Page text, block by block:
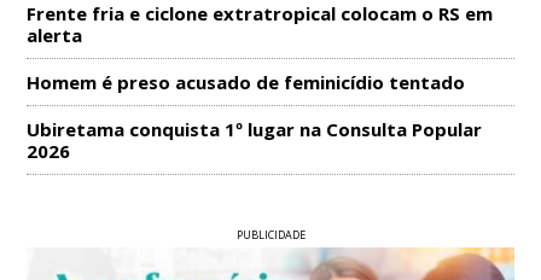
Frente fria e ciclone extratropical colocam o RS em
alerta
Homem é preso acusado de feminicídio tentado
Ubiretama conquista 1º lugar na Consulta Popular
2026
PUBLICIDADE